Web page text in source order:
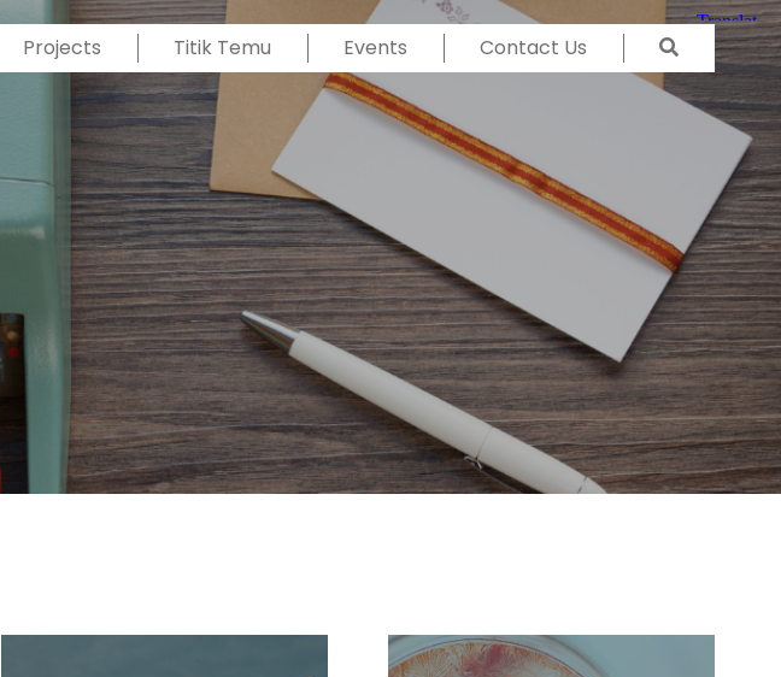
Projects Titik Temu Events Contact Us